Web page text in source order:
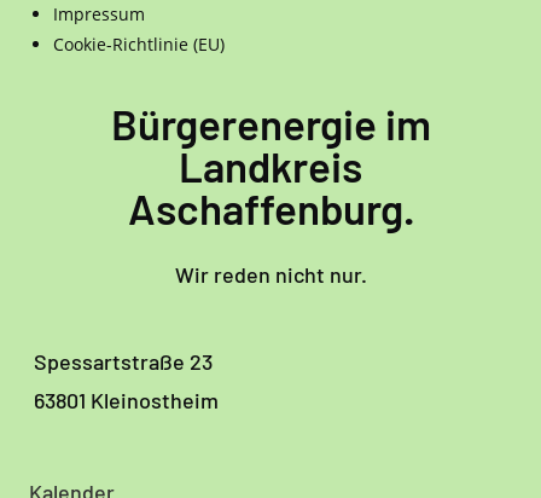
Impressum
Cookie-Richtlinie (EU)
Bürgerenergie im
Landkreis
Aschaffenburg.
Wir reden nicht nur.
Spessartstraße 23
63801 Kleinostheim